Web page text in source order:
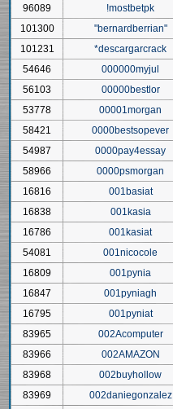
96089
!mostbetpk
101300
"bernardberrian"
101231
*descargarcrack
54646
000000myjul
56103
00000bestlor
53778
00001morgan
58421
0000bestsopever
54987
0000pay4essay
58966
0000psmorgan
16816
001basiat
16838
001kasia
16786
001kasiat
54081
001nicocole
16809
001pynia
16847
001pyniagh
16795
001pyniat
83965
002Acomputer
83966
002AMAZON
83968
002buyhollow
83969
002daniegonzalez